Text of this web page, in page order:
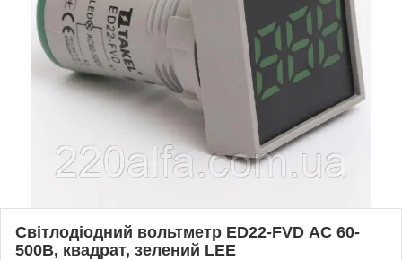
Світлодіодний вольтметр ED22-FVD АC 60-
500В, квадрат, зелений LEE